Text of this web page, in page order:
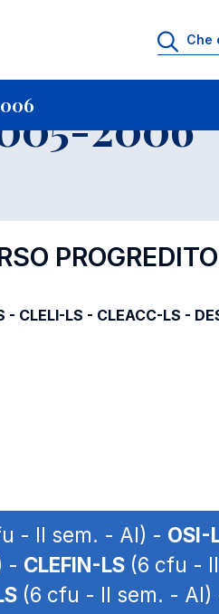
Programmi Insegnamenti
2006
CLELI-LS - CLEACC-LS -
- II sem. - AI) - OSI-
- CLEFIN-LS (6 cfu -
(6 cfu - II sem. - AI)